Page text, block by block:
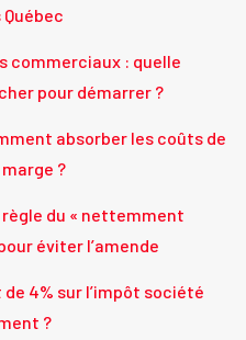
commerciaux : quelle
pour démarrer ?
absorber les coûts de
?
du « nettemment
éviter l’amende
4% sur l’impôt société
?